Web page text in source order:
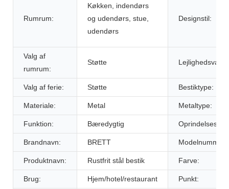
Rumrum:
Køkken, indendørs
og udendørs, stue,
udendørs
Designstil:
Valg af
rumrum:
Støtte Lejlighedsvalg:
Valg af ferie: Støtte Bestiktype:
Materiale: Metal Metaltype:
Funktion: Bæredygtig
Brandnavn: BRETT Modelnummer:
Produktnavn: Rustfrit stål bestik Farve:
Brug: Hjem/hotel/restaurant Punkt: